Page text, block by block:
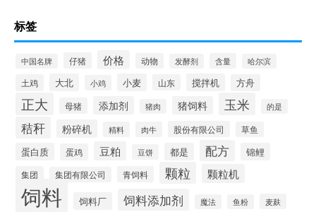
标签
中国名牌 仔猪 价格 动物 发酵剂 含量 哈尔滨
土鸡 大北 小鸡 小麦 山东 搅拌机 方舟
正大 母猪 添加剂 猪肉 猪饲料 玉米 的是
秸秆 粉碎机 精料 肉牛 股份有限公司 草鱼
蛋白质 蛋鸡 豆粕 豆饼 都是 配方 锦鲤
集团 集团有限公司 青饲料 颗粒 颗粒机
饲料 饲料厂 饲料添加剂 魔法 鱼粉 麦麸